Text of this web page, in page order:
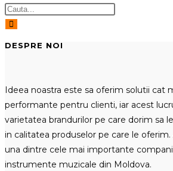
DESPRE NOI
Ideea noastra este sa oferim solutii cat
performante pentru clienti, iar acest
varietatea brandurilor pe care dorim sa
in calitatea produselor pe care le
una dintre cele mai importante
instrumente muzicale din Moldova.